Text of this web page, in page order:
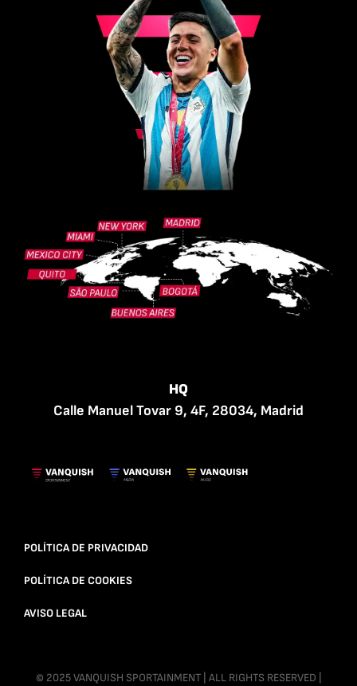
HQ
Calle Manuel Tovar 9, 4F, 28034, Madrid
POLÍTICA DE PRIVACIDAD
POLÍTICA DE COOKIES
AVISO LEGAL
© 2025 VANQUISH SPORTAINMENT | ALL RIGHTS RESERVED |